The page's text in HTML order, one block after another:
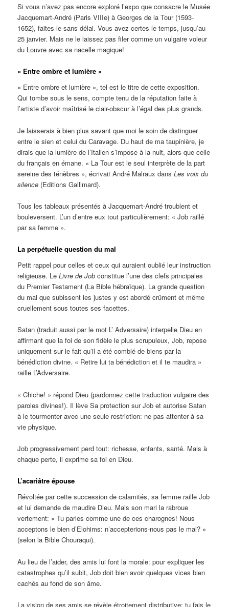
Si vous n’avez pas encore exploré l’expo que consacre le Musée
Jacquemart-André (Paris VIIIe) à Georges de la Tour (1593-
1652), faites-le sans délai. Vous avez certes le temps, jusqu’au
25 janvier. Mais ne le laissez pas filer comme un vulgaire voleur
du Louvre avec sa nacelle magique!
« Entre ombre et lumière »
« Entre ombre et lumière », tel est le titre de cette exposition.
Qui tombe sous le sens, compte tenu de la réputation faite à
l’artiste d’avoir maîtrisé le clair-obscur à l’égal des plus grands.
Je laisserais à bien plus savant que moi le soin de distinguer
entre le sien et celui du Caravage. Du haut de ma taupinière, je
dirais que la lumière de l’Italien s’impose à la nuit, alors que celle
du français en émane. « La Tour est le seul interprète de la part
sereine des ténèbres », écrivait André Malraux dansLes voix du
silence (Editions Gallimard).
Tous les tableaux présentés à Jacquemart-André troublent et
bouleversent. L’un d’entre eux tout particulièrement: « Job raillé
par sa femme ».
La perpétuelle question du mal
Petit rappel pour celles et ceux qui auraient oublié leur instruction
religieuse. LeLivre de Jobconstitue l’une des clefs principales
du Premier Testament (La Bible hébraïque). La grande question
du mal que subissent les justes y est abordé crûment et même
cruellement sous toutes ses facettes.
Satan (traduit aussi par le mot L’ Adversaire) interpelle Dieu en
affirmant que la foi de son fidèle le plus scrupuleux, Job, repose
uniquement sur le fait qu’il a été comblé de biens par la
bénédiction divine. « Retire lui ta bénédiction et il te maudira »
raille L’Adversaire.
« Chiche! » répond Dieu (pardonnez cette traduction vulgaire des
paroles divines!). Il lève Sa protection sur Job et autorise Satan
à le tourmenter avec une seule restriction: ne pas attenter à sa
vie physique.
Job progressivement perd tout: richesse, enfants, santé. Mais à
chaque perte, il exprime sa foi en Dieu.
L’acariâtre épouse
Révoltée par cette succession de calamités, sa femme raille Job
et lui demande de maudire Dieu. Mais son mari la rabroue
vertement: « Tu parles comme une de ces charognes! Nous
acceptons le bien d’Elohims: n’accepterions-nous pas le mal? »
(selon la Bible Chouraqui).
Au lieu de l’aider, des amis lui font la morale: pour expliquer les
catastrophes qu’il subit, Job doit bien avoir quelques vices bien
cachés au fond de son âme.
La vision de ses amis se révèle étroitement distributive: tu fais le